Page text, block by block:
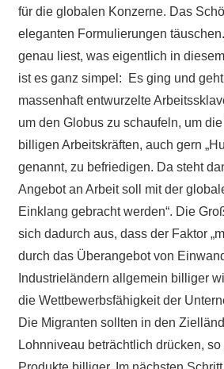
für die globalen Konzerne. Das
eleganten Formulierungen
genau liest, was eigentlich in
ist es ganz simpel: Es ging und
massenhaft entwurzelte
um den Globus zu schaufeln, um
billigen Arbeitskräften, auch gern
genannt, zu befriedigen. Da steht
Angebot an Arbeit soll mit der
Einklang gebracht werden“. Die
sich dadurch aus, dass der Faktor
durch das Überangebot von
Industrieländern allgemein billiger
die Wettbewerbsfähigkeit der
Die Migranten sollten in den
Lohnniveau beträchtlich drücken,